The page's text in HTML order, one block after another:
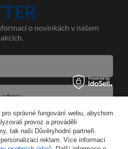
o novinkách v našem
adresu
údajů pro účely a v rozsahu služby Newsletter ve formátu
ULOŽIT
správné fungování webu, abychom
provoz a prováděli
tak naši Důvěryhodní partneři.
reklam. Více informací